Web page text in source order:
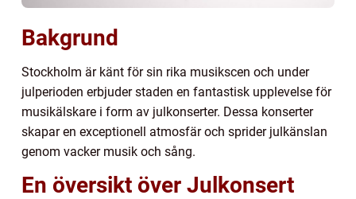
Bakgrund
Stockholm är känt för sin rika musikscen och under
julperioden erbjuder staden en fantastisk upplevelse för
musikälskare i form av julkonserter. Dessa konserter
skapar en exceptionell atmosfär och sprider julkänslan
genom vacker musik och sång.
En översikt över Julkonsert